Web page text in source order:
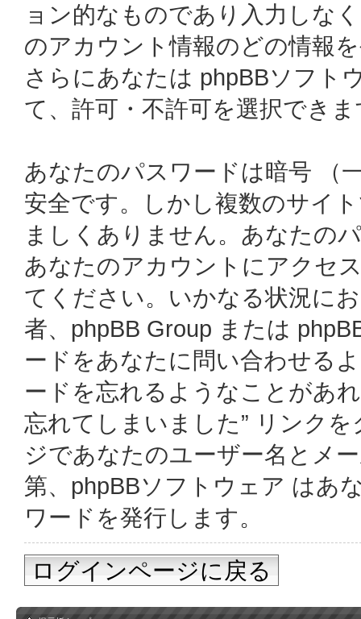
ョン的なものであり入力しな
のアカウント情報のどの情報
さらにあなたは phpBBソフト
て、許可・不許可を選択でき
あなたのパスワードは暗号 （
安全です。しかし複数のサイ
ましくありません。あなたの
あなたのアカウントにアクセ
てください。いかなる状況に
者、phpBB Group または
ードをあなたに問い合わせる
ードを忘れるようなことがあ
忘れてしまいました” リンク
ジであなたのユーザー名とメ
第、phpBBソフトウェア はあ
ワードを発行します。
ログインページに戻る